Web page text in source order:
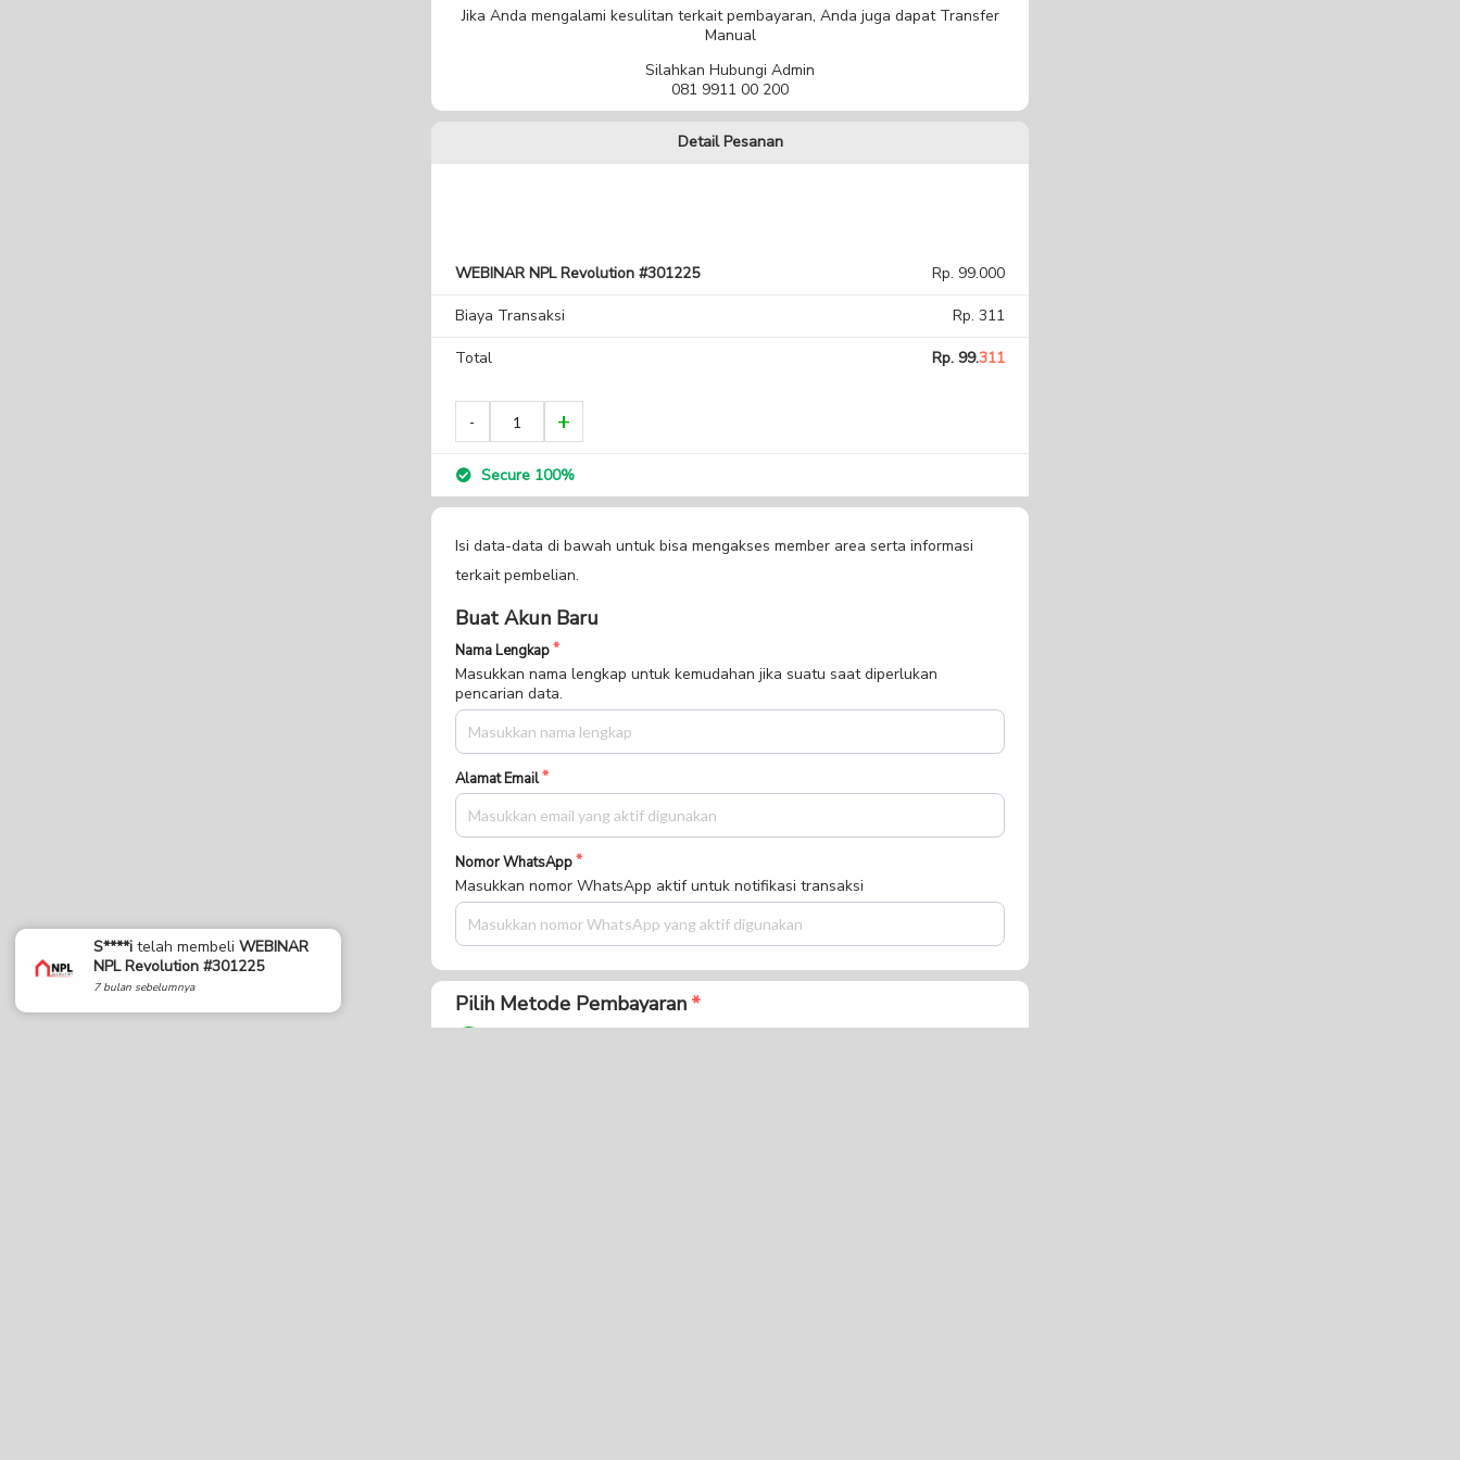
Jika Anda mengalami kesulitan terkait pembayaran, Anda juga dapat Transfer
Manual
Silahkan Hubungi Admin
081 9911 00 200
Detail Pesanan
WEBINAR NPL Revolution #301225 Rp. 99.000
Biaya Transaksi Rp. 311
Total Rp. 99.311
Secure 100%
Isi data-data di bawah untuk bisa mengakses member area serta informasi
terkait pembelian.
Buat Akun Baru
Nama Lengkap
Masukkan nama lengkap untuk kemudahan jika suatu saat diperlukan
pencarian data.
Alamat Email
Nomor WhatsApp
Masukkan nomor WhatsApp aktif untuk notifikasi transaksi
Pilih Metode Pembayaran
S****i telah membeli WEBINAR
NPL Revolution #301225
7 bulan sebelumnya